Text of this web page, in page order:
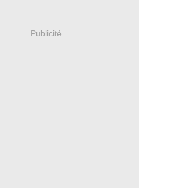
Publicité